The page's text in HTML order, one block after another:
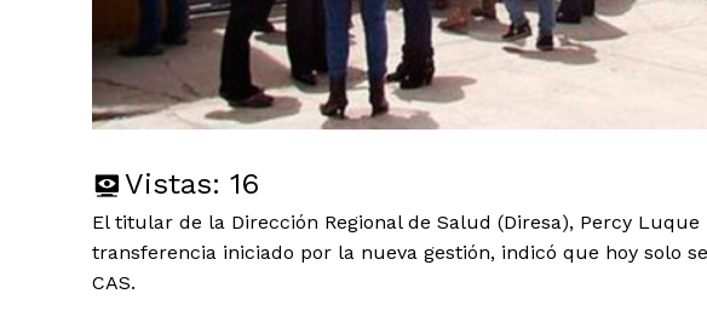
Vistas: 16
El titular de la Dirección Regional de Salud (Diresa), Percy
transferencia iniciado por la nueva gestión, indicó que hoy solo
CAS.